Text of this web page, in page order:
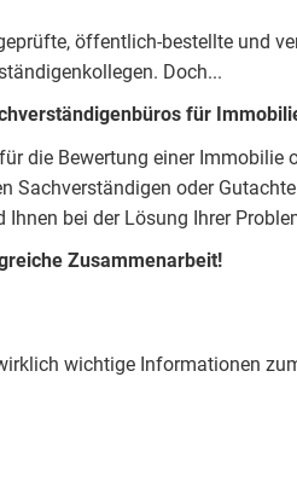
öffentlich-bestellte und
en. Doch...
für
die Bewertung einer Immobilie
Sachverständigen oder
Ihnen bei der Lösung Ihrer
Zusammenarbeit!
wichtige Informationen